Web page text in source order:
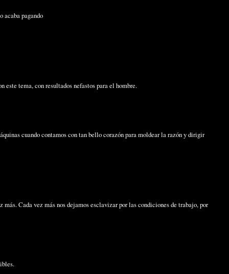
acaba pagando
tema, con resultados nefastos para el hombre.
cuando contamos con tan bello corazón para moldear la razón y dirigir
Cada vez más nos dejamos esclavizar por las condiciones de trabajo, por